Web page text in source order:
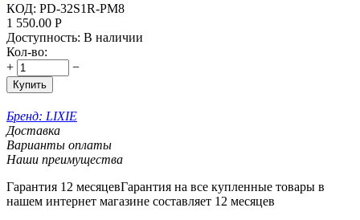
КОД: PD-32S1R-PM8
1 550.00 Р
Доступность: В наличии
Кол-во:
+
−
Купить
Бренд: LIXIE
Доставка
Варианты оплаты
Наши преимущества
Гарантия 12 месяцевГарантия на все купленные товары в
нашем интернет магазине составляет 12 месяцев